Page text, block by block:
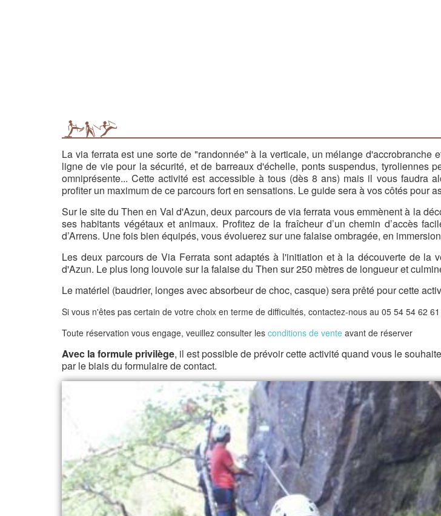
La via ferrata est une sorte de "randonnée" à la verticale, un mélange
ligne de vie pour la sécurité, et de barreaux d'échelle, ponts suspendus, tyroliennes
omniprésente... Cette activité est accessible à tous (dès 8 ans) mais il vous faudra
profiter un maximum de ce parcours fort en sensations. Le guide sera à vos côtés pour
Sur le site du Then en Val d'Azun, deux parcours de via ferrata vous emmènent à la
ses habitants végétaux et animaux. Profitez de la fraîcheur d’un chemin d’accès
d’Arrens. Une fois bien équipés, vous évoluerez sur une falaise ombragée, en
Les deux parcours de Via Ferrata sont adaptés à l'initiation et à la découverte de
d'Azun. Le plus long louvoie sur la falaise du Then sur 250 mètres de longueur et
Le matériel (baudrier, longes avec absorbeur de choc, casque) sera prêté pour cette
Si vous n'êtes pas certain de votre choix en terme de difficultés, contactez-nous au 05 54 54 62 61
Toute réservation vous engage, veuillez consulter les conditions de vente avant de réserver
Avec la formule privilège, il est possible de prévoir cette activité quand vous le
par le biais du formulaire de contact.